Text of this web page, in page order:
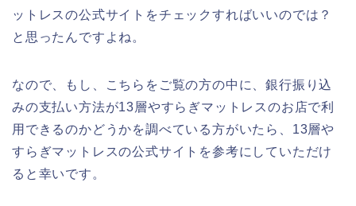
ットレスの公式サイトをチェックすればいいのでは？
と思ったんですよね。
なので、もし、こちらをご覧の方の中に、銀行振り込
みの支払い方法が13層やすらぎマットレスのお店で利
用できるのかどうかを調べている方がいたら、13層や
すらぎマットレスの公式サイトを参考にしていただけ
ると幸いです。